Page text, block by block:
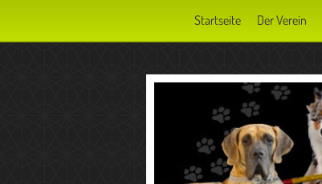
Startseite Der Verein